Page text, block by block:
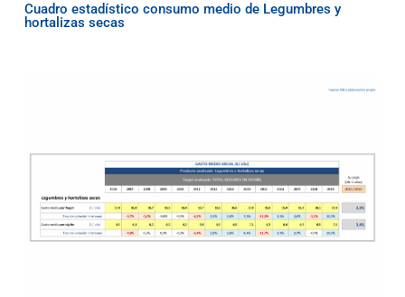
Cuadro estadístico consumo medio de Legumbres y
hortalizas secas